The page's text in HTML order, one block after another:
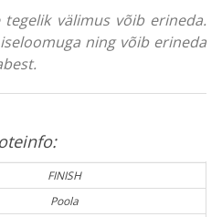
välimus võib erineda.
ning võib erineda
FINISH
Poola